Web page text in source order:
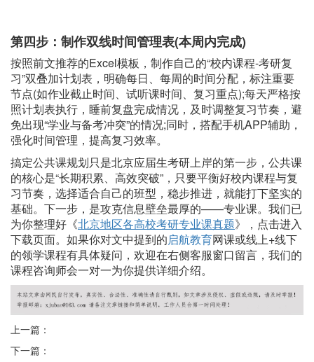
第四步：制作双线时间管理表(本周内完成)
按照前文推荐的Excel模板，制作自己的“校内课程-考研复
习”双叠加计划表，明确每日、每周的时间分配，标注重要
节点(如作业截止时间、试听课时间、复习重点);每天严格按
照计划表执行，睡前复盘完成情况，及时调整复习节奏，避
免出现“学业与备考冲突”的情况;同时，搭配手机APP辅助，
强化时间管理，提高复习效率。
搞定公共课规划只是北京应届生考研上岸的第一步，公共课
的核心是“长期积累、高效突破”，只要平衡好校内课程与复
习节奏，选择适合自己的班型，稳步推进，就能打下坚实的
基础。下一步，是攻克信息壁垒最厚的——专业课。我们已
为你整理好《北京地区各高校考研专业课真题》，点击进入
下载页面。如果你对文中提到的启航教育网课或线上+线下
的领学课程有具体疑问，欢迎在右侧客服窗口留言，我们的
课程咨询师会一对一为你提供详细介绍。
上一篇：
下一篇：